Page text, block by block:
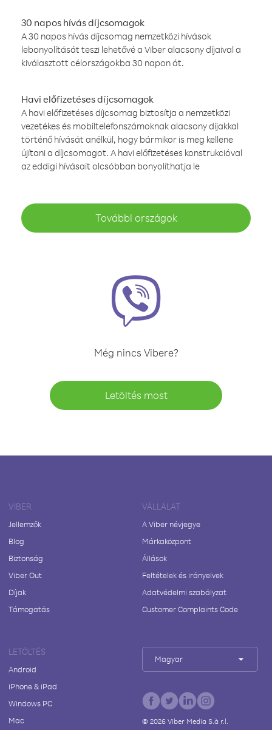
30 napos hívás díjcsomagok
A 30 napos hívás díjcsomag nemzetközi hívások
lebonyolítását teszi lehetővé a Viber alacsony díjaival a
kiválasztott célországokba 30 napon át.
Havi előfizetéses díjcsomagok
A havi előfizetéses díjcsomag biztosítja a nemzetközi
vezetékes és mobiltelefonszámoknak alacsony díjakkal
történő hívását anélkül, hogy bármikor is meg kellene
újítani a díjcsomagot. A havi előfizetéses konstrukcióval
az eddigi hívásait olcsóbban bonyolíthatja le
További országok
Még nincs Vibere?
Letöltés most
VIBER
Jellemzők
Blog
Biztonság
Viber Out
Díjak
Támogatás
VÁLLALAT
A Viber névjegye
Márkaközpont
Állások
Feltételek és irányelvek
Adatvédelmi szabályzat
Customer Complaints Code
LETÖLTÉS
Android
iPhone & iPad
Windows PC
Mac
Magyar
© 2026Viber Media S.à r.l.